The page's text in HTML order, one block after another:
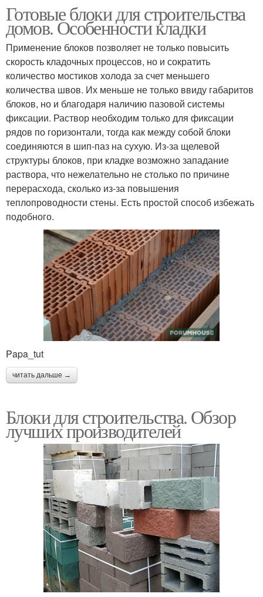
Готовые блоки для строительства
домов. Особенности кладки
Применение блоков позволяет не только повысить
скорость кладочных процессов, но и сократить
количество мостиков холода за счет меньшего
количества швов. Их меньше не только ввиду габаритов
блоков, но и благодаря наличию пазовой системы
фиксации. Раствор необходим только для фиксации
рядов по горизонтали, тогда как между собой блоки
соединяются в шип-паз на сухую. Из-за щелевой
структуры блоков, при кладке возможно западание
раствора, что нежелательно не столько по причине
перерасхода, сколько из-за повышения
теплопроводности стены. Есть простой способ избежать
подобного.
Papa_tut
читать дальше →
Блоки для строительства. Обзор
лучших производителей